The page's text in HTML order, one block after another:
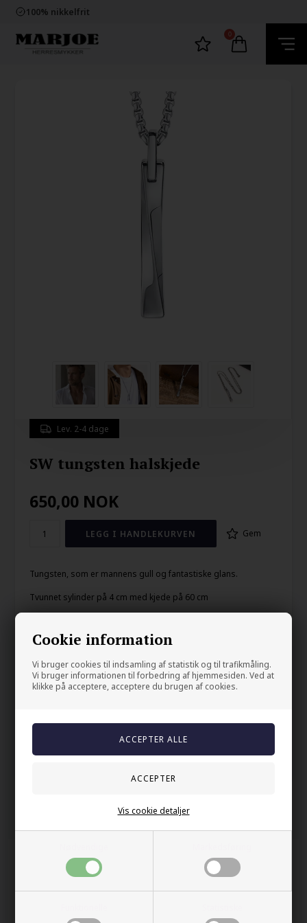
Cookie information
Vi bruger cookies til indsamling af statistik og til trafikmåling.
Vi bruger informationen til forbedring af hjemmesiden. Ved at
klikke på acceptere, acceptere du brugen af cookies.
Vis cookie detaljer
100% nikkelfrit
60 dager bytte & returret
Trygg E-Handel
0
Lev. 2-4 dage
SW tungsten halskjede
650,00 NOK
Gem
Tungsten, som er mannens gull og fantastiske glans.
Tvunnet sylinder på 4 cm med kjede på 60 cm
Din sikkerhet
På lager
100% nikkelfrit
Levering 2-4 dage fra DK
Andre kjøpte også